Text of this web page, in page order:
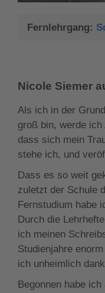
Fernlehrgang:
Nicole Siemer
Als ich in der
groß bin, werde
dass sich mein
stehe ich, und
Dass es so weit
zuletzt der Schule
Fernstudium habe
Durch die
ich meinen
Studienjahre
ich unheimlich
Begonnen habe